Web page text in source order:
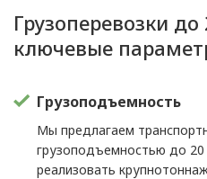
Грузоперевозки до
ключевые
Грузоподъемность
Мы предлагаем
грузоподъемностью до 20
реализовать